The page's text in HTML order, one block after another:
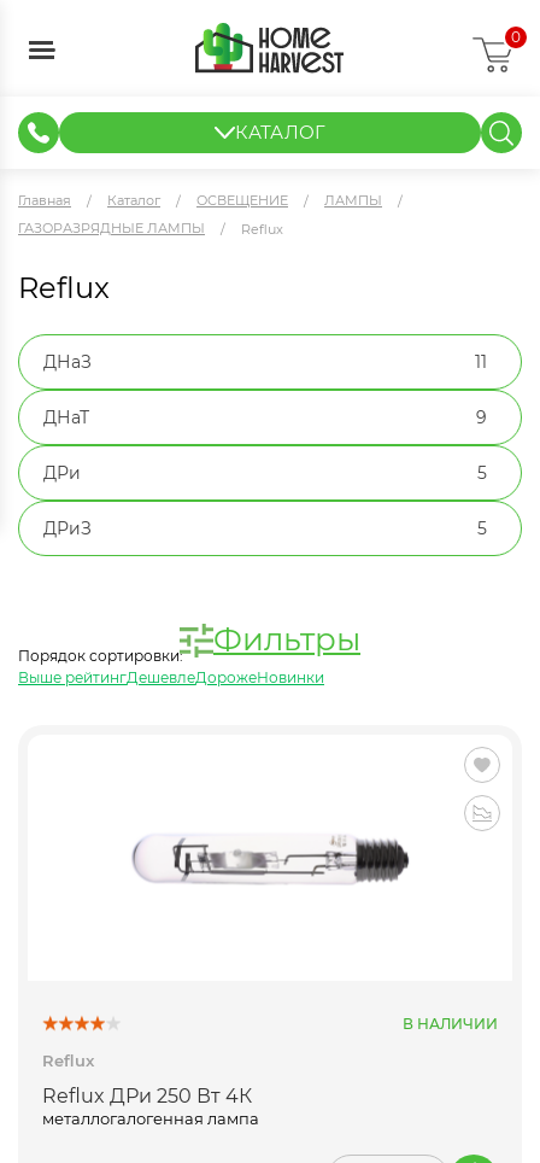
0
КАТАЛОГ
Главная Каталог ОСВЕЩЕНИЕ
ЛАМПЫ
ГАЗОРАЗРЯДНЫЕ ЛАМПЫ
Reflux
Reflux
ДНаЗ 11
ДНаТ 9
ДРи 5
ДРиЗ 5
Фильтры
Порядок сортировки:
Выше рейтингДешевлеДорожеНовинки
В НАЛИЧИИ
Reflux
Reflux ДРи 250 Вт 4К
металлогалогенная лампа